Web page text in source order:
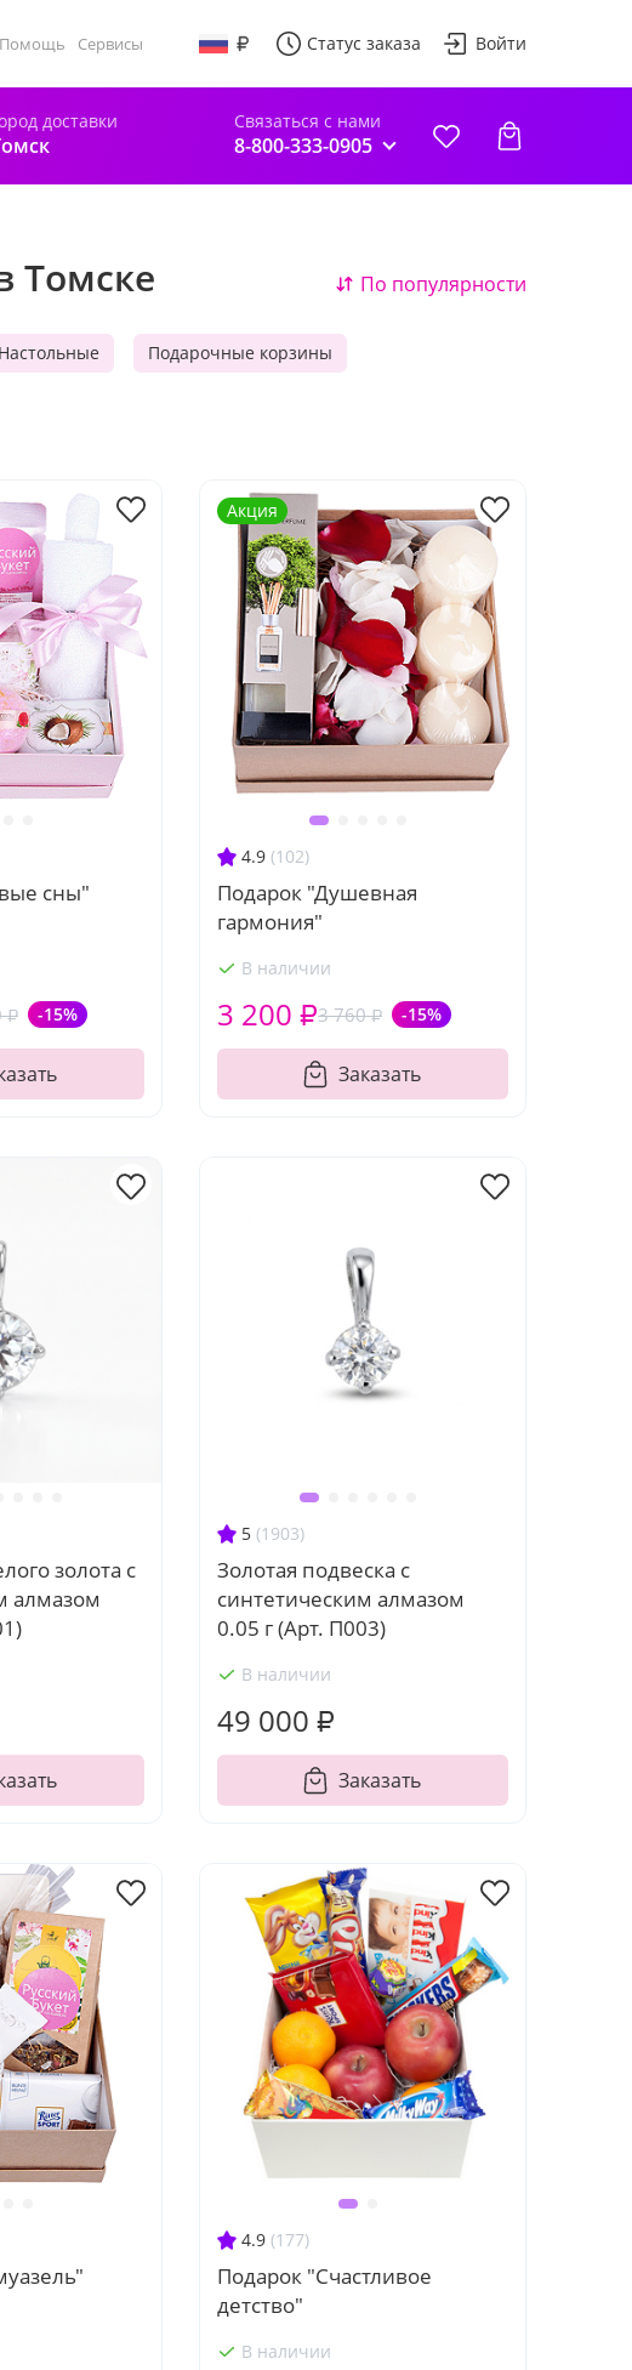
Помощь Сервисы Статус заказа Войти
доставки Связаться с нами
8-800-333-0905
Томске По популярности
Настольные Подарочные корзины
сны"
₽ -15%
4.9 (102)
Подарок "Душевная
гармония"
В наличии
3 760 ₽ -15%
3 200 ₽
Заказать
Акция
золота с
алмазом
5 (1903)
Золотая подвеска с
синтетическим алмазом
0.05 г (Арт. П003)
В наличии
49 000 ₽
Заказать
4.9 (177)
Подарок "Счастливое
детство"
В наличии